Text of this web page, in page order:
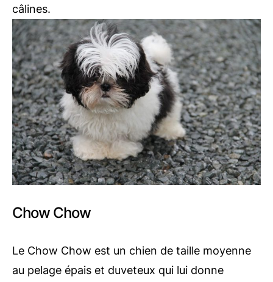
câlines.
Chow Chow
Le Chow Chow est un chien de taille moyenne
au pelage épais et duveteux qui lui donne